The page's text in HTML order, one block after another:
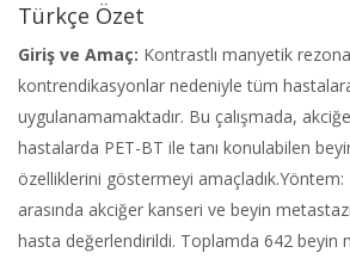
Türkçe Özet
Giriş ve Amaç: Kontrastlı manyetik
kontrendikasyonlar nedeniyle tüm
uygulanamamaktadır. Bu çalışmada,
hastalarda PET-BT ile tanı konulabilen
özelliklerini göstermeyi amaçladık.Yöntem:
arasında akciğer kanseri ve beyin
hasta değerlendirildi. Toplamda 642 beyin